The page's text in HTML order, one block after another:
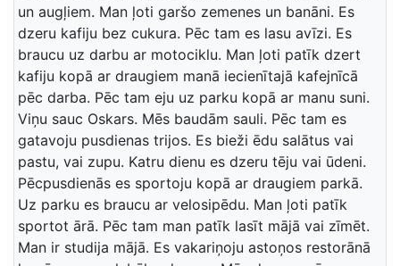
un augļiem. Man ļoti garšo zemenes un banāni. Es
dzeru kafiju bez cukura. Pēc tam es lasu avīzi. Es
braucu uz darbu ar motociklu. Man ļoti patīk dzert
kafiju kopā ar draugiem manā iecienītajā kafejnīcā
pēc darba. Pēc tam eju uz parku kopā ar manu suni.
Viņu sauc Oskars. Mēs baudām sauli. Pēc tam es
gatavoju pusdienas trijos. Es bieži ēdu salātus vai
pastu, vai zupu. Katru dienu es dzeru tēju vai ūdeni.
Pēcpusdienās es sportoju kopā ar draugiem parkā.
Uz parku es braucu ar velosipēdu. Man ļoti patīk
sportot ārā. Pēc tam man patīk lasīt mājā vai zīmēt.
Man ir studija mājā. Es vakariņoju astoņos restorānā